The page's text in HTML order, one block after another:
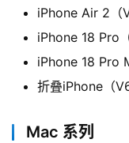
iPhone Air 2（
iPhone 18 Pro
iPhone 18 Pro
折叠iPhone（
Mac 系列